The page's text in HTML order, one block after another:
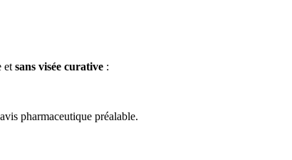
et sans visée curative :
pharmaceutique préalable.